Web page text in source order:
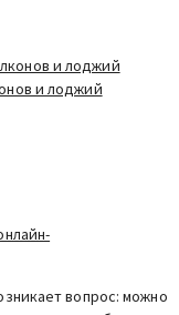
и лоджий
вопрос: можно